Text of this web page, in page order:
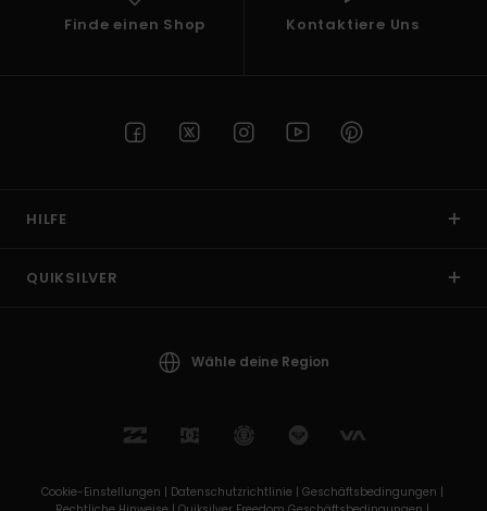
Finde einen Shop Kontaktiere Uns
HILFE
QUIKSILVER
Wähle deine Region
Cookie-Einstellungen | Datenschutzrichtlinie | Geschäftsbedingungen |